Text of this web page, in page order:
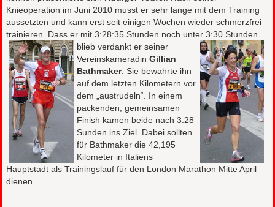
Knieoperation im Juni 2010 musst er sehr lange mit dem Training
aussetzten und kann erst seit einigen Wochen wieder schmerzfrei
trainieren. Dass er mit 3:28:35 Stunden noch unter3:30 Stunden
bliebverdankt er seiner
VereinskameradinGillian
Bathmaker. Sie bewahrte ihn
auf dem letzten Kilometern vor
dem „austrudeln“. In einem
packenden, gemeinsamen
Finish kamen beide nach 3:28
Sunden ins Ziel. Dabei sollten
für Bathmaker die 42,195
Kilometer in Italiens
Hauptstadt als Trainingslauf für den London Marathon Mitte April
dienen.